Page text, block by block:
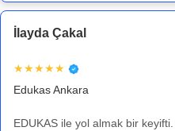
İlayda Çakal
★★★★★
Edukas Ankara
EDUKAS ile yol almak bir